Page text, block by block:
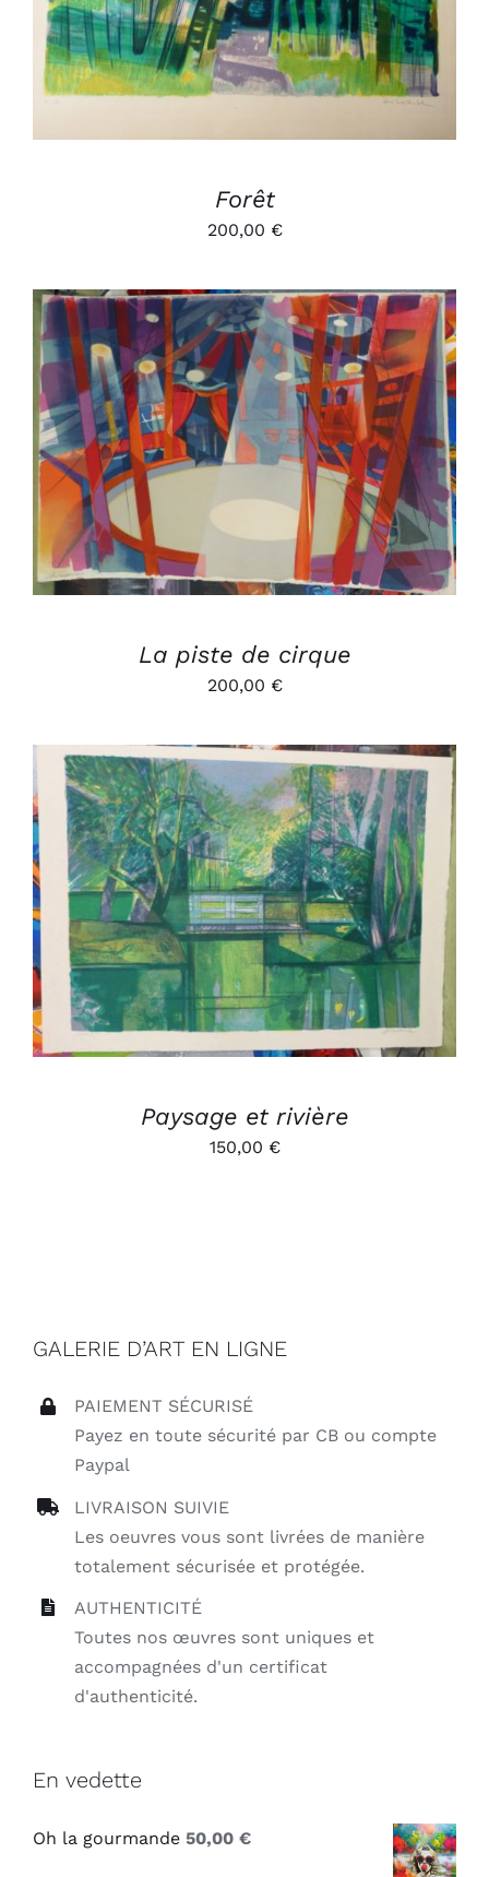
Forêt
200,00 €
AJOUTER AU PANIER
/
DÉTAILS
La piste de cirque
200,00 €
AJOUTER AU PANIER
/
DÉTAILS
Paysage et rivière
150,00 €
GALERIE D’ART EN LIGNE
PAIEMENT SÉCURISÉ
Payez en toute sécurité par CB ou compte
Paypal
LIVRAISON SUIVIE
Les oeuvres vous sont livrées de manière
totalement sécurisée et protégée.
AUTHENTICITÉ
Toutes nos œuvres sont uniques et
accompagnées d'un certificat
d'authenticité.
En vedette
Oh la gourmande 50,00 €